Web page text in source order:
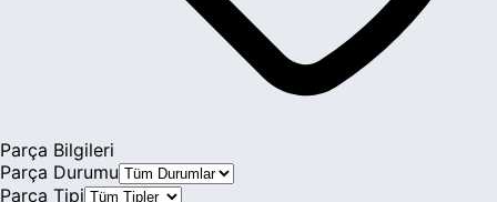
407
Parça Bilgileri
Parça Durumu
Parça Tipi